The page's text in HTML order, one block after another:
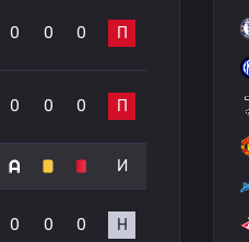
0 0 0 П
0 0 0 П
И
0 0 0 Н